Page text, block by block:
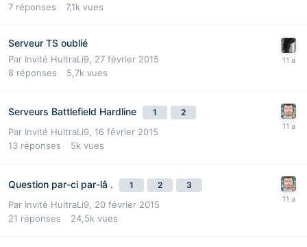
7 réponses 7,1k vues
Serveur TS oublié
Par Invité HultraLi9, 27 février 2015
8 réponses 5,7k vues
Serveurs Battlefield Hardline 1 2
Par Invité HultraLi9, 16 février 2015
13 réponses 5k vues
Question par-ci par-lâ . 1 2 3
Par Invité HultraLi9, 20 février 2015
21 réponses 24,5k vues